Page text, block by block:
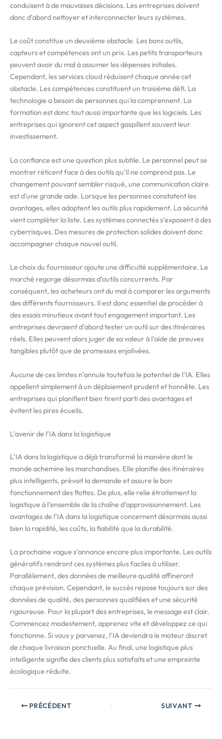
conduisent à de mauvaises décisions. Les entreprises doivent
donc d’abord nettoyer et interconnecter leurs systèmes.
Le coût constitue un deuxième obstacle. Les bons outils,
capteurs et compétences ont un prix. Les petits transporteurs
peuvent avoir du mal à assumer les dépenses initiales.
Cependant, les services cloud réduisent chaque année cet
obstacle. Les compétences constituent un troisième défi. La
technologie a besoin de personnes qui la comprennent. La
formation est donc tout aussi importante que les logiciels. Les
entreprises qui ignorent cet aspect gaspillent souvent leur
investissement.
La confiance est une question plus subtile. Le personnel peut se
montrer réticent face à des outils qu’il ne comprend pas. Le
changement pouvant sembler risqué, une communication claire
est d’une grande aide. Lorsque les personnes constatent les
avantages, elles adoptent les outils plus rapidement. La sécurité
vient compléter la liste. Les systèmes connectés s’exposent à des
cyberrisques. Des mesures de protection solides doivent donc
accompagner chaque nouvel outil.
Le choix du fournisseur ajoute une difficulté supplémentaire. Le
marché regorge désormais d’outils concurrents. Par
conséquent, les acheteurs ont du mal à comparer les arguments
des différents fournisseurs. Il est donc essentiel de procéder à
des essais minutieux avant tout engagement important. Les
entreprises devraient d’abord tester un outil sur des itinéraires
réels. Elles peuvent alors juger de sa valeur à l’aide de preuves
tangibles plutôt que de promesses enjolivées.
Aucune de ces limites n’annule toutefois le potentiel de l’IA. Elles
appellent simplement à un déploiement prudent et honnête. Les
entreprises qui planifient bien tirent parti des avantages et
évitent les pires écueils.
L’avenir de l’IA dans la logistique
L’IA dans la logistique a déjà transformé la manière dont le
monde achemine les marchandises. Elle planifie des itinéraires
plus intelligents, prévoit la demande et assure le bon
fonctionnement des flottes. De plus, elle relie étroitement la
logistique à l’ensemble de la chaîne d’approvisionnement. Les
avantages de l’IA dans la logistique concernent désormais aussi
bien la rapidité, les coûts, la fiabilité que la durabilité.
La prochaine vague s’annonce encore plus importante. Les outils
génératifs rendront ces systèmes plus faciles à utiliser.
Parallèlement, des données de meilleure qualité affineront
chaque prévision. Cependant, le succès repose toujours sur des
données de qualité, des personnes qualifiées et une sécurité
rigoureuse. Pour la plupart des entreprises, le message est clair.
Commencez modestement, apprenez vite et développez ce qui
fonctionne. Si vous y parvenez, l’IA deviendra le moteur discret
de chaque livraison ponctuelle. Au final, une logistique plus
intelligente signifie des clients plus satisfaits et une empreinte
écologique réduite.
PRÉCÉDENT SUIVANT